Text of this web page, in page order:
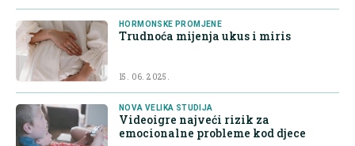
HORMONSKE PROMJENE
Trudnoća mijenja ukus i miris
15. 06. 2025.
NOVA VELIKA STUDIJA
Videoigre najveći rizik za
emocionalne probleme kod djece